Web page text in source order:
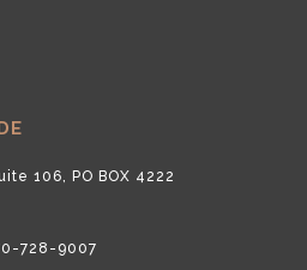
106, PO BOX 4222
728-9007